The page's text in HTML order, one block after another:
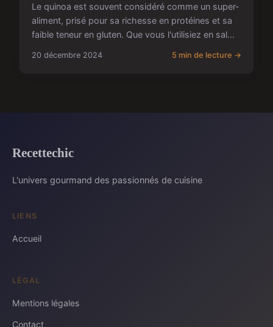
Le quinoa est souvent considéré comme un super-
aliment, prisé pour sa richesse en protéines et sa
faible teneur en gluten. Que vous l'utilisiez en sal...
20 décembre 2024 5 min de lecture →
Recettechic
L'univers gourmand des passionnés de cuisine
LIENS
Accueil
LÉGAL
Mentions légales
Contact